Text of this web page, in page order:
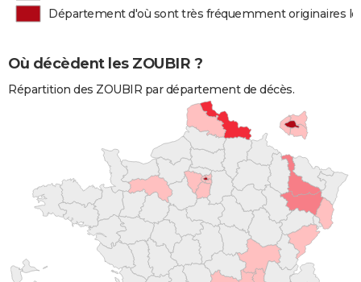
Département d'où sont très fréquemment originaires
Où décèdent les ZOUBIR ?
Répartition des ZOUBIR par département de décès.